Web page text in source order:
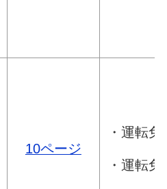
10ページ
・運転
・運転